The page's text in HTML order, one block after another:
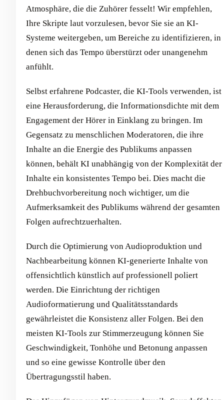
Atmosphäre, die die Zuhörer fesselt! Wir empfehlen,
Ihre Skripte laut vorzulesen, bevor Sie sie an KI-
Systeme weitergeben, um Bereiche zu identifizieren, in
denen sich das Tempo überstürzt oder unangenehm
anfühlt.
Selbst erfahrene Podcaster, die KI-Tools verwenden, ist
eine Herausforderung, die Informationsdichte mit dem
Engagement der Hörer in Einklang zu bringen. Im
Gegensatz zu menschlichen Moderatoren, die ihre
Inhalte an die Energie des Publikums anpassen
können, behält KI unabhängig von der Komplexität der
Inhalte ein konsistentes Tempo bei. Dies macht die
Drehbuchvorbereitung noch wichtiger, um die
Aufmerksamkeit des Publikums während der gesamten
Folgen aufrechtzuerhalten.
Durch die Optimierung von Audioproduktion und
Nachbearbeitung können KI-generierte Inhalte von
offensichtlich künstlich auf professionell poliert
werden. Die Einrichtung der richtigen
Audioformatierung und Qualitätsstandards
gewährleistet die Konsistenz aller Folgen. Bei den
meisten KI-Tools zur Stimmerzeugung können Sie
Geschwindigkeit, Tonhöhe und Betonung anpassen
und so eine gewisse Kontrolle über den
Übertragungsstil haben.